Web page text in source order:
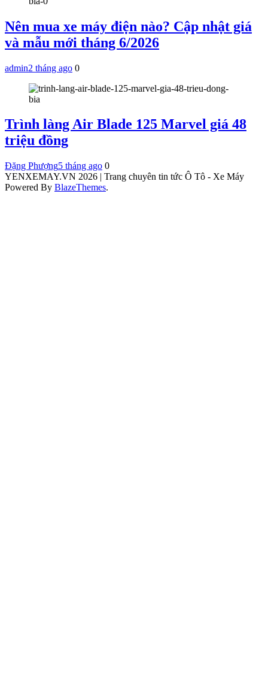
Nên mua xe máy điện nào? Cập nhật giá
và mẫu mới tháng 6/2026
admin2 tháng ago 0
Trình làng Air Blade 125 Marvel giá 48
triệu đồng
Đặng Phượng5 tháng ago 0
YENXEMAY.VN 2026 | Trang chuyên tin tức Ô Tô - Xe Máy
Powered By BlazeThemes.